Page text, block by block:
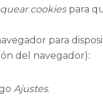
cookiespara
para
del navegador):
Ajustes.